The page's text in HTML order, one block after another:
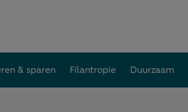
& sparen Filantropie Duurzaam